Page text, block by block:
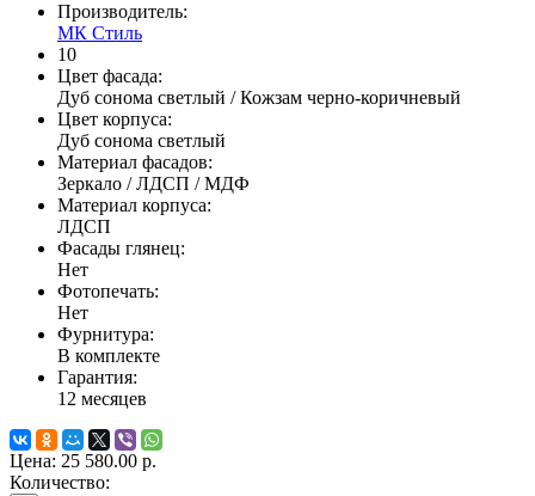
Производитель:
МК Стиль
10
Цвет фасада:
Дуб сонома светлый / Кожзам черно-коричневый
Цвет корпуса:
Дуб сонома светлый
Материал фасадов:
Зеркало / ЛДСП / МДФ
Материал корпуса:
ЛДСП
Фасады глянец:
Нет
Фотопечать:
Нет
Фурнитура:
В комплекте
Гарантия:
12 месяцев
Цена: 25 580.00 р.
Количество: